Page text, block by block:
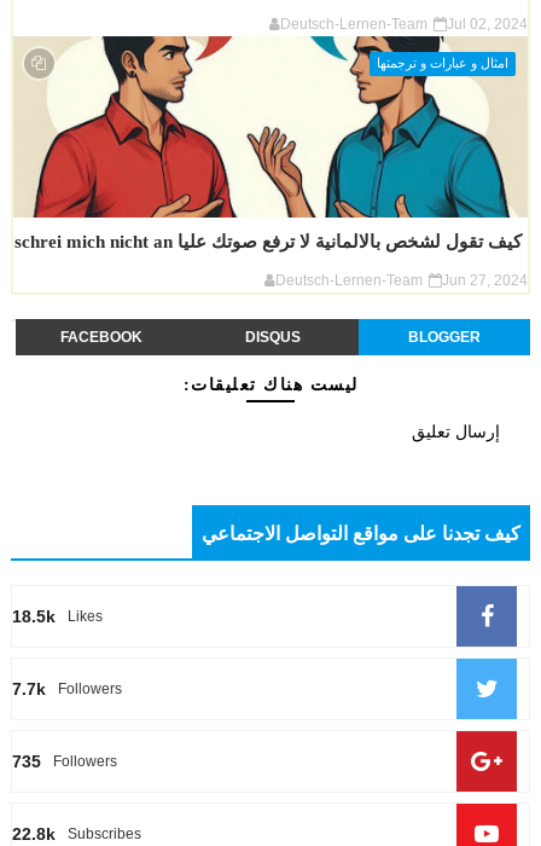
Deutsch-Lernen-Team Jul 02, 2024
امثال و عبارات و ترجمتها
كيف تقول لشخص بالالمانية لا ترفع صوتك عليا schrei mich nicht an
Deutsch-Lernen-Team Jun 27, 2024
BLOGGER
DISQUS
FACEBOOK
ليست هناك تعليقات:
إرسال تعليق
كيف تجدنا على مواقع التواصل الاجتماعي
18.5k Likes
7.7k Followers
735 Followers
22.8k Subscribes